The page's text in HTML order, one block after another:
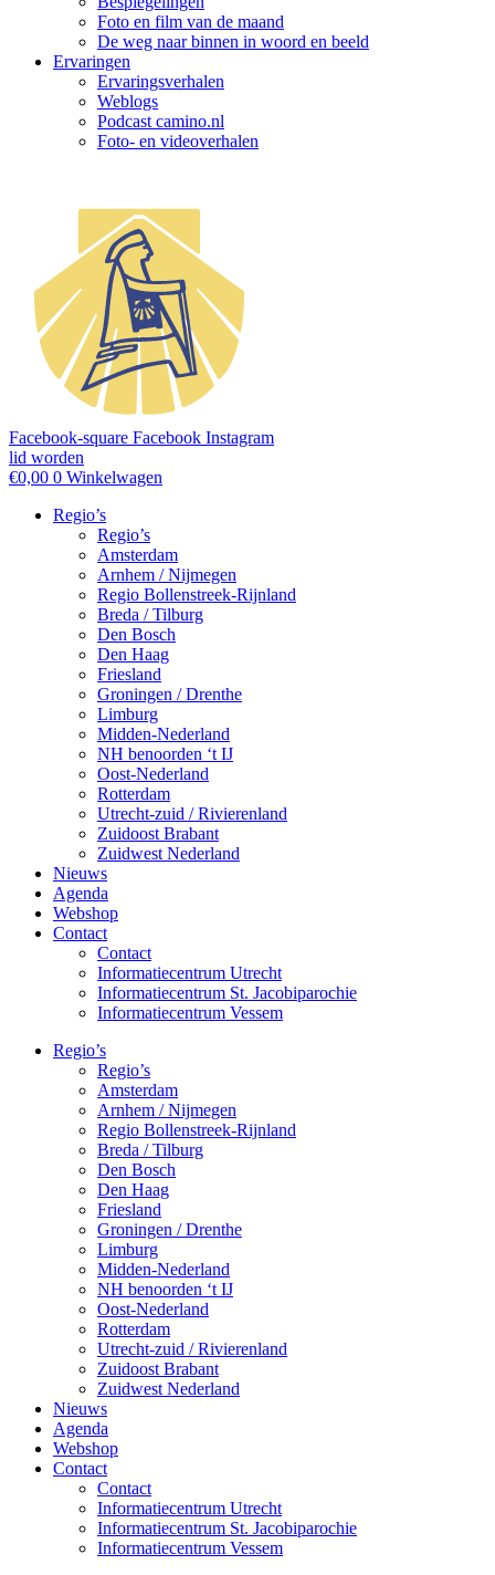
Foto en film van de maand
De weg naar binnen in woord en beeld
Ervaringen
Ervaringsverhalen
Weblogs
Podcast camino.nl
Foto- en videoverhalen
Facebook-square Facebook Instagram
lid worden
€0,00 0 Winkelwagen
Regio’s
Regio’s
Amsterdam
Arnhem / Nijmegen
Regio Bollenstreek-Rijnland
Breda / Tilburg
Den Bosch
Den Haag
Friesland
Groningen / Drenthe
Limburg
Midden-Nederland
NH benoorden ‘t IJ
Oost-Nederland
Rotterdam
Utrecht-zuid / Rivierenland
Zuidoost Brabant
Zuidwest Nederland
Nieuws
Agenda
Webshop
Contact
Contact
Informatiecentrum Utrecht
Informatiecentrum St. Jacobiparochie
Informatiecentrum Vessem
Regio’s
Regio’s
Amsterdam
Arnhem / Nijmegen
Regio Bollenstreek-Rijnland
Breda / Tilburg
Den Bosch
Den Haag
Friesland
Groningen / Drenthe
Limburg
Midden-Nederland
NH benoorden ‘t IJ
Oost-Nederland
Rotterdam
Utrecht-zuid / Rivierenland
Zuidoost Brabant
Zuidwest Nederland
Nieuws
Agenda
Webshop
Contact
Contact
Informatiecentrum Utrecht
Informatiecentrum St. Jacobiparochie
Informatiecentrum Vessem